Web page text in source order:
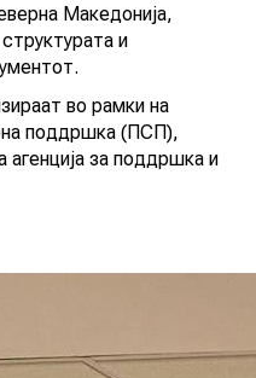
Македонија,
и
во рамки на
поддршка (ПСП),
за поддршка и